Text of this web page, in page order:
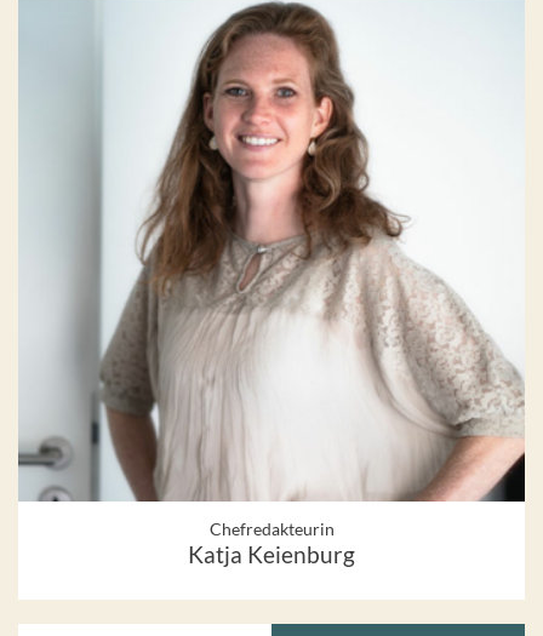
Chefredakteurin
Katja Keienburg